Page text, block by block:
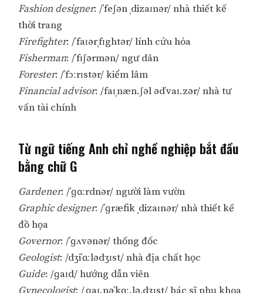
Fashion designer: /ˈfeʃən ˌdizaɪnər/ nhà thiết kế
thời trang
Firefighter: /ˈfaɪərˌfɪghtər/ lính cứu hỏa
Fisherman: /ˈfɪʃərmən/ ngư dân
Forester: /ˈfɔːrɪstər/ kiểm lâm
Financial advisor: /faɪˌnæn.ʃəl ədˈvaɪ.zər/ nhà tư
vấn tài chính
Từ ngữ tiếng Anh chỉ nghề nghiệp bắt đầu
bằng chữ G
Gardener: /ˈɡɑːrdnər/ người làm vườn
Graphic designer: /ˈɡræfik ˌdizaɪnər/ nhà thiết kế
đồ họa
Governor: /ˈɡʌvənər/ thống đốc
Geologist: /dʒiˈɑːlədʒɪst/ nhà địa chất học
Guide: /ɡaɪd/ hướng dẫn viên